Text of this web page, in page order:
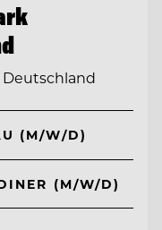
Deutschland
(M/W/D)
(M/W/D)